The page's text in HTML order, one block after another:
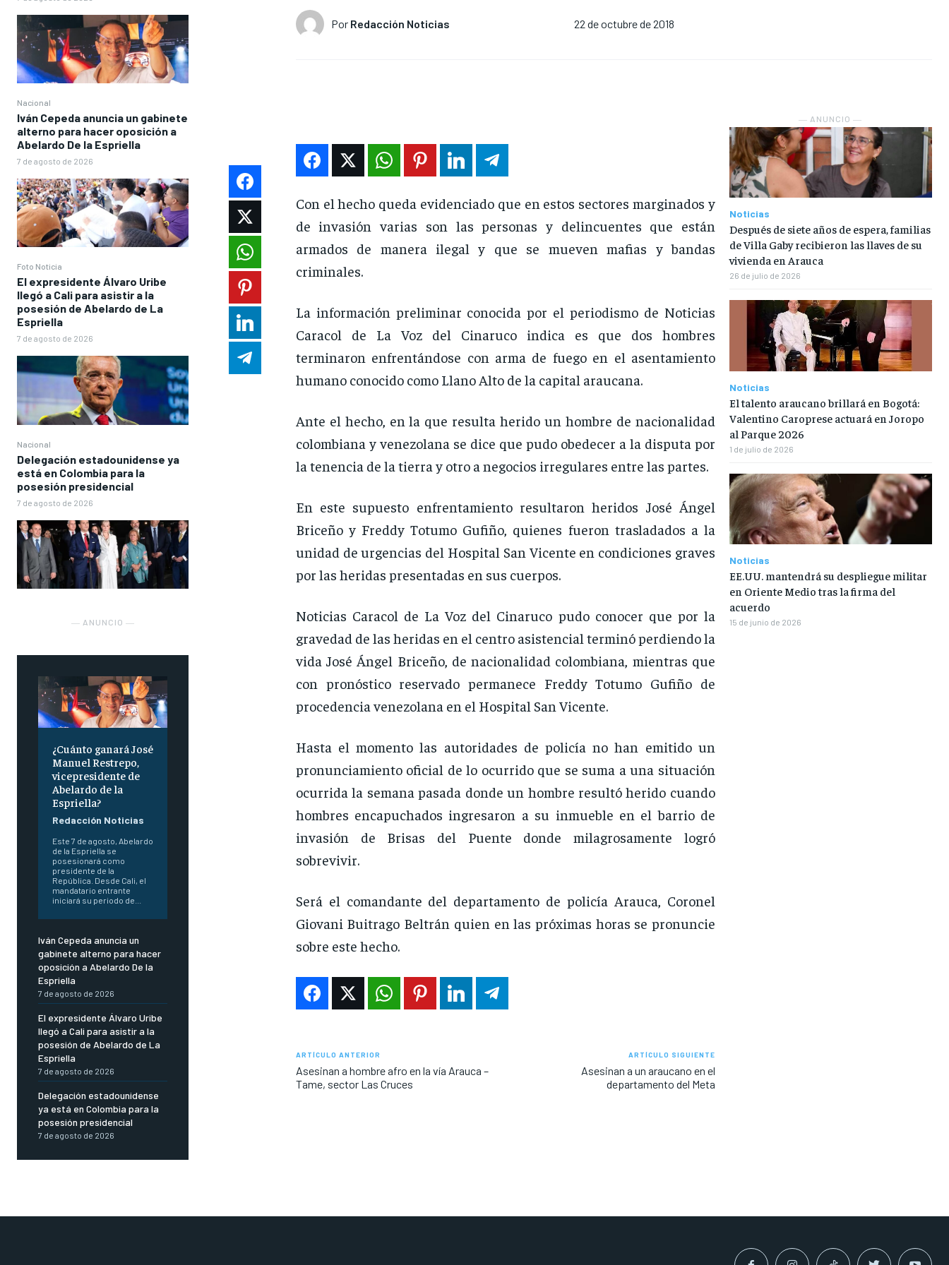
Nacional
Iván Cepeda anuncia un gabinete
alterno para hacer oposición a
Abelardo De la Espriella
7 de agosto de 2026
Foto Noticia
El expresidente Álvaro Uribe
llegó a Cali para asistir a la
posesión de Abelardo de La
Espriella
7 de agosto de 2026
Nacional
Delegación estadounidense ya
está en Colombia para la
posesión presidencial
7 de agosto de 2026
― ANUNCIO ―
¿Cuánto ganará José
Manuel Restrepo,
vicepresidente de
Abelardo de la
Espriella?
Redacción Noticias
Este 7 de agosto, Abelardo
de la Espriella se
posesionará como
presidente de la
República. Desde Cali, el
mandatario entrante
iniciará su periodo de...
Iván Cepeda anuncia un
gabinete alterno para hacer
oposición a Abelardo De la
Espriella
7 de agosto de 2026
El expresidente Álvaro Uribe
llegó a Cali para asistir a la
posesión de Abelardo de La
Espriella
7 de agosto de 2026
Delegación estadounidense
ya está en Colombia para la
posesión presidencial
7 de agosto de 2026
Por Redacción Noticias 22 de octubre de 2018
Con el hecho queda evidenciado que en estos sectores marginados y
de invasión varias son las personas y delincuentes que están
armados de manera ilegal y que se mueven mafias y bandas
criminales.
La información preliminar conocida por el periodismo de Noticias
Caracol de La Voz del Cinaruco indica es que dos hombres
terminaron enfrentándose con arma de fuego en el asentamiento
humano conocido como Llano Alto de la capital araucana.
Ante el hecho, en la que resulta herido un hombre de nacionalidad
colombiana y venezolana se dice que pudo obedecer a la disputa por
la tenencia de la tierra y otro a negocios irregulares entre las partes.
En este supuesto enfrentamiento resultaron heridos José Ángel
Briceño y Freddy Totumo Gufiño, quienes fueron trasladados a la
unidad de urgencias del Hospital San Vicente en condiciones graves
por las heridas presentadas en sus cuerpos.
Noticias Caracol de La Voz del Cinaruco pudo conocer que por la
gravedad de las heridas en el centro asistencial terminó perdiendo la
vida José Ángel Briceño, de nacionalidad colombiana, mientras que
con pronóstico reservado permanece Freddy Totumo Gufiño de
procedencia venezolana en el Hospital San Vicente.
Hasta el momento las autoridades de policía no han emitido un
pronunciamiento oficial de lo ocurrido que se suma a una situación
ocurrida la semana pasada donde un hombre resultó herido cuando
hombres encapuchados ingresaron a su inmueble en el barrio de
invasión de Brisas del Puente donde milagrosamente logró
sobrevivir.
Será el comandante del departamento de policía Arauca, Coronel
Giovani Buitrago Beltrán quien en las próximas horas se pronuncie
sobre este hecho.
ARTÍCULO ANTERIOR
Asesinan a hombre afro en la vía Arauca –
Tame, sector Las Cruces
ARTÍCULO SIGUIENTE
Asesinan a un araucano en el
departamento del Meta
― ANUNCIO ―
Noticias
Después de siete años de espera, familias
de Villa Gaby recibieron las llaves de su
vivienda en Arauca
26 de julio de 2026
Noticias
El talento araucano brillará en Bogotá:
Valentino Caroprese actuará en Joropo
al Parque 2026
1 de julio de 2026
Noticias
EE.UU. mantendrá su despliegue militar
en Oriente Medio tras la firma del
acuerdo
15 de junio de 2026